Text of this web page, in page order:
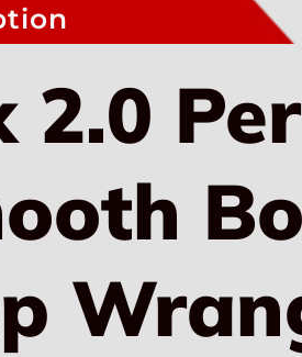
2.0